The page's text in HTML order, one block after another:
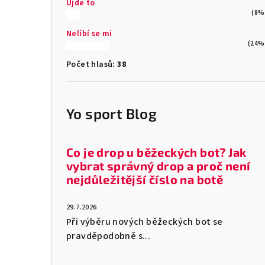
Ujde to
Nelíbí se mi
Počet hlasů:38
Yo sport Blog
Co je drop u běžeckých bot? Jak
vybrat správný drop a proč není
nejdůležitější číslo na botě
29.7.2026
Při výběru nových běžeckých bot se
pravděpodobně s...